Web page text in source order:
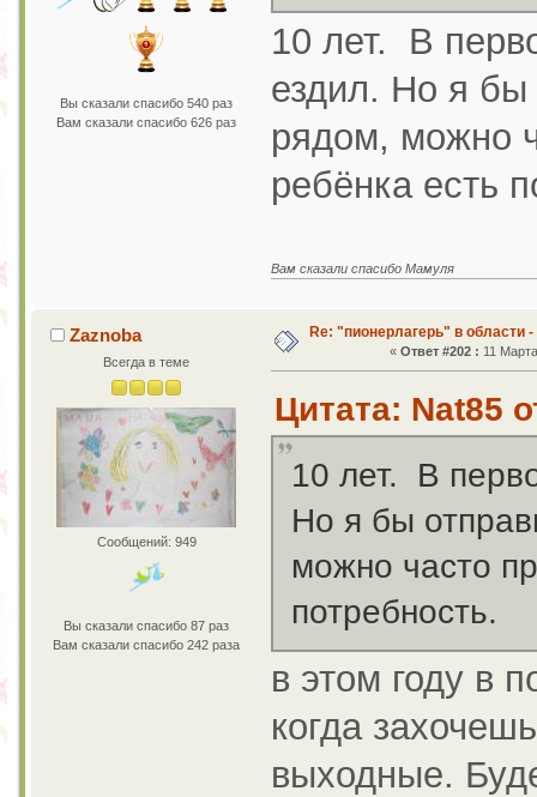
Вы сказали спасибо 540 раз
Вам сказали спасибо 626 раз
10 лет. В
ездил. Но я бы
рядом, можно
ребёнка есть
Вам сказали спасибо Мамуля
Zaznoba
Всегда в теме
Сообщений: 949
Вы сказали спасибо 87 раз
Вам сказали спасибо 242 раза
Re: "пионерлагерь" в области -
«Ответ #202 : 11
Цитата: Nat85
10 лет. В
Но я бы
можно часто
потребность.
в этом году в
когда
выходные.